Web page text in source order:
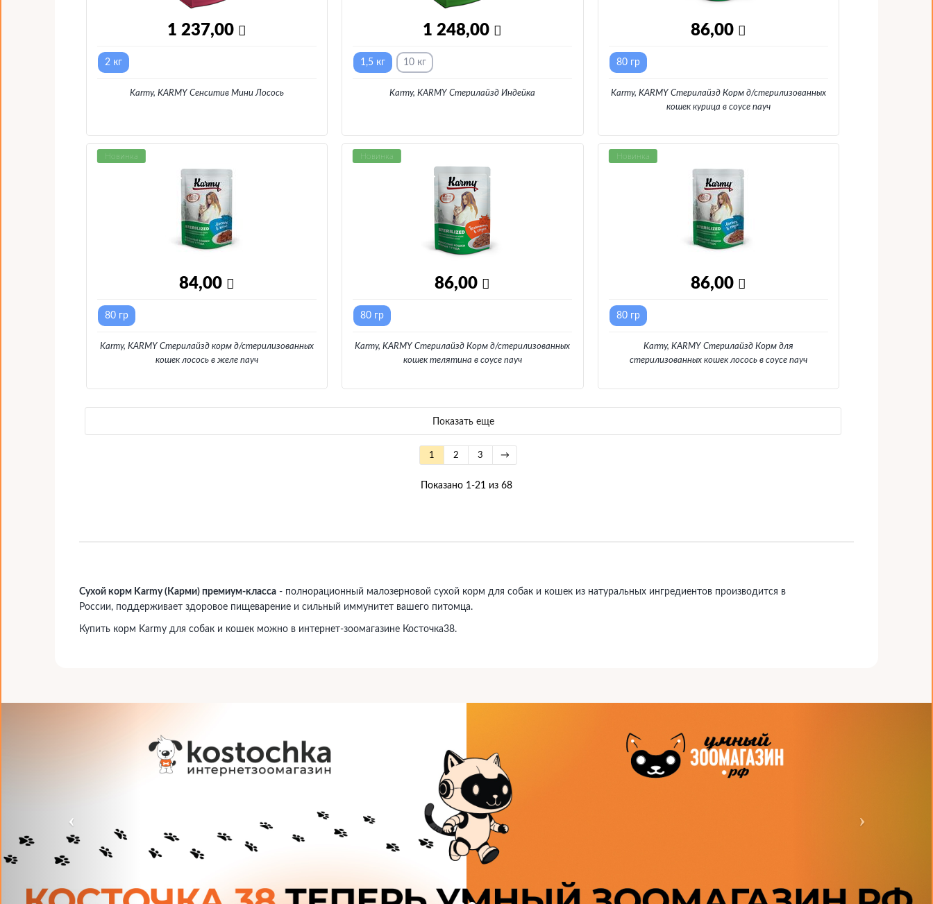
1 237,00
2 кг
Karmy, KARMY Сенситив Мини Лосось
1 248,00
1,5 кг 10 кг
Karmy, KARMY Стерилайзд Индейка
86,00
80 гр
Karmy, KARMY Стерилайзд Корм д/стерилизованных
кошек курица в соусе пауч
Новинка
84,00
80 гр
Karmy, KARMY Стерилайзд корм д/стерилизованных
кошек лосось в желе пауч
Новинка
86,00
80 гр
Karmy, KARMY Стерилайзд Корм д/стерилизованных
кошек телятина в соусе пауч
Новинка
86,00
80 гр
Karmy, KARMY Стерилайзд Корм для
стерилизованных кошек лосось в соусе пауч
Показать еще
1 2 3 →
Показано 1-21 из 68
Сухой корм Karmy (Карми) премиум-класса - полнорационный малозерновой сухой корм для собак и кошек из натуральных ингредиентов производится в
России, поддерживает здоровое пищеварение и сильный иммунитет вашего питомца.
Купить корм Karmy для собак и кошек можно в интернет-зоомагазине Косточка38.